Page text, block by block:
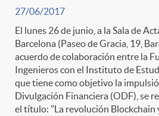
27/06/2017
El lunes 26 de junio, a la Sala de
Barcelona (Paseo de Gracia, 19,
acuerdo de colaboración entre la
Ingenieros con el Instituto de
que tiene como objetivo la
Divulgación Financiera (ODF), se
el título: "La revolución Blockchain